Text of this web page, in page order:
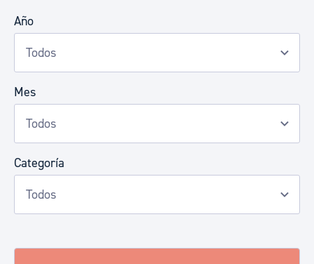
Año
Mes
Categoría